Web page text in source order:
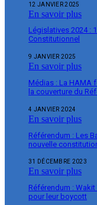
12 JANVIER 2025
En savoir plus
Législatives 2024 :
Constitutionnel
9 JANVIER 2025
En savoir plus
Médias : La HAMA
la couverture du
4 JANVIER 2024
En savoir plus
Référendum : Les
nouvelle
31 DÉCEMBRE 2023
En savoir plus
Référendum :
pour leur boycott